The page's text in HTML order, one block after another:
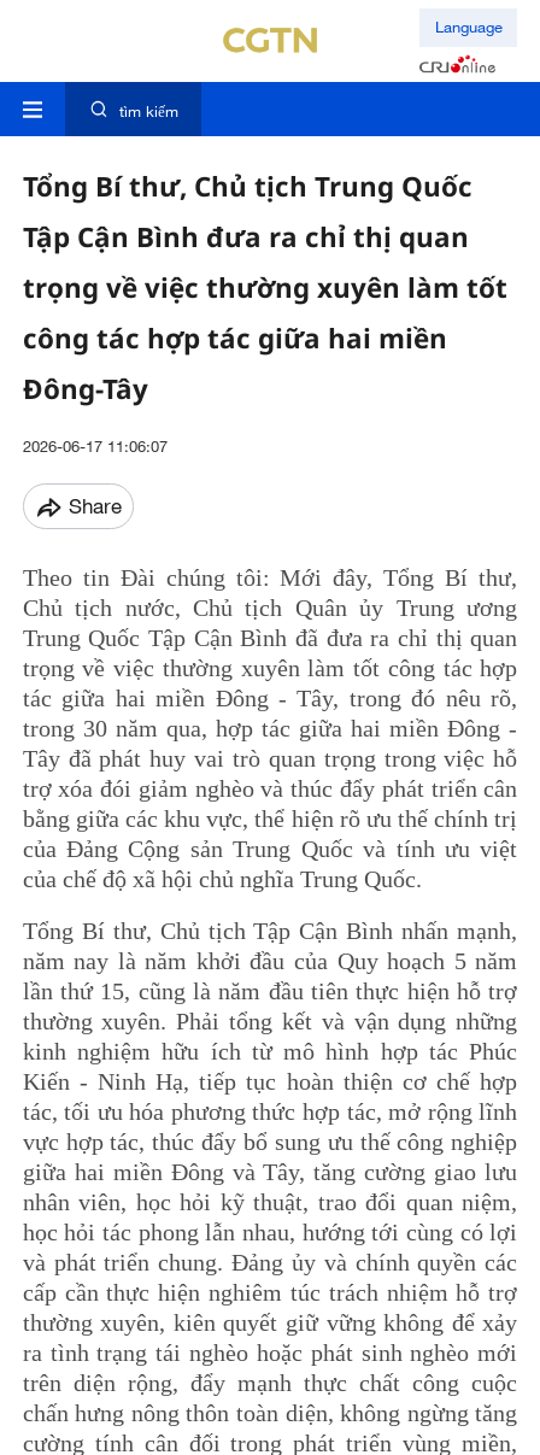
Language
tìm kiếm
Tổng Bí thư, Chủ tịch Trung Quốc
Tập Cận Bình đưa ra chỉ thị quan
trọng về việc thường xuyên làm tốt
công tác hợp tác giữa hai miền
Đông-Tây
2026-06-17 11:06:07
Share
Theo tin Đài chúng tôi: Mới đây, Tổng Bí thư,
Chủ tịch nước, Chủ tịch Quân ủy Trung ương
Trung Quốc Tập Cận Bình đã đưa ra chỉ thị quan
trọng về việc thường xuyên làm tốt công tác hợp
tác giữa hai miền Đông - Tây, trong đó nêu rõ,
trong 30 năm qua, hợp tác giữa hai miền Đông -
Tây đã phát huy vai trò quan trọng trong việc hỗ
trợ xóa đói giảm nghèo và thúc đẩy phát triển cân
bằng giữa các khu vực, thể hiện rõ ưu thế chính trị
của Đảng Cộng sản Trung Quốc và tính ưu việt
của chế độ xã hội chủ nghĩa Trung Quốc.
Tổng Bí thư, Chủ tịch Tập Cận Bình nhấn mạnh,
năm nay là năm khởi đầu của Quy hoạch 5 năm
lần thứ 15, cũng là năm đầu tiên thực hiện hỗ trợ
thường xuyên. Phải tổng kết và vận dụng những
kinh nghiệm hữu ích từ mô hình hợp tác Phúc
Kiến - Ninh Hạ, tiếp tục hoàn thiện cơ chế hợp
tác, tối ưu hóa phương thức hợp tác, mở rộng lĩnh
vực hợp tác, thúc đẩy bổ sung ưu thế công nghiệp
giữa hai miền Đông và Tây, tăng cường giao lưu
nhân viên, học hỏi kỹ thuật, trao đổi quan niệm,
học hỏi tác phong lẫn nhau, hướng tới cùng có lợi
và phát triển chung. Đảng ủy và chính quyền các
cấp cần thực hiện nghiêm túc trách nhiệm hỗ trợ
thường xuyên, kiên quyết giữ vững không để xảy
ra tình trạng tái nghèo hoặc phát sinh nghèo mới
trên diện rộng, đẩy mạnh thực chất công cuộc
chấn hưng nông thôn toàn diện, không ngừng tăng
cường tính cân đối trong phát triển vùng miền,